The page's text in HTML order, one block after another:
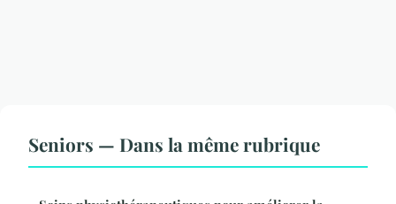
Seniors — Dans la même rubrique